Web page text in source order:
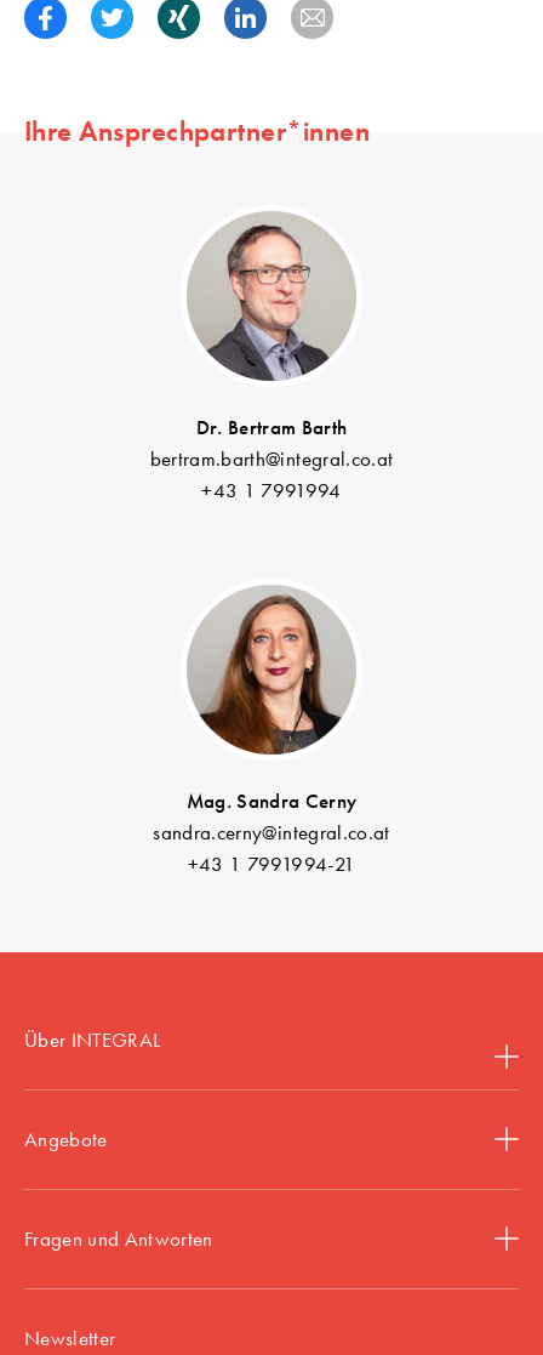
Ihre Ansprechpartner*innen
Dr. Bertram Barth
bertram.barth@integral.co.at
+43 1 7991994
Mag. Sandra Cerny
sandra.cerny@integral.co.at
+43 1 7991994-21
Über INTEGRAL
Angebote
Fragen und Antworten
Newsletter